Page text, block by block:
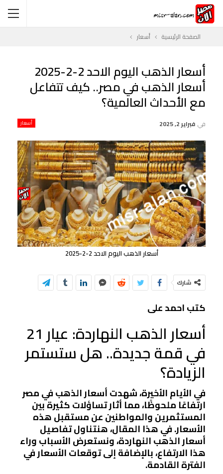
الصفحة الرئيسية أسعار
أسعار الذهب اليوم الاحد 2-2-2025
أسعار الذهب في مصر.. كيف تتفاعل
مع الأحداث العالمية؟
أسعار في فبراير 2, 2025
أسعار الذهب اليوم الاحد 2-2-2025
شارك
كتب احمد على
أسعار الذهب النهاردة: عيار 21
في قمة جديدة.. هل ستستمر
الزيادة؟
في الأيام الأخيرة، شهدت أسعار الذهب في مصر
ارتفاعًا ملحوظًا، مما أثار تساؤلات كثيرة بين
المستثمرين والمواطنين عن مستقبل هذه
الأسعار. في هذا المقال، هنتناول تفاصيل
أسعار الذهب النهاردة، ونستعرض الأسباب وراء
هذا الارتفاع، بالإضافة إلى توقعات الأسعار في
الفترة القادمة.